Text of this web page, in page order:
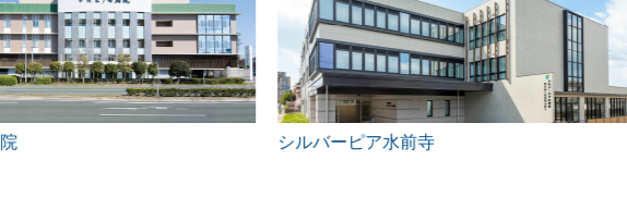
シルバーピア水前寺